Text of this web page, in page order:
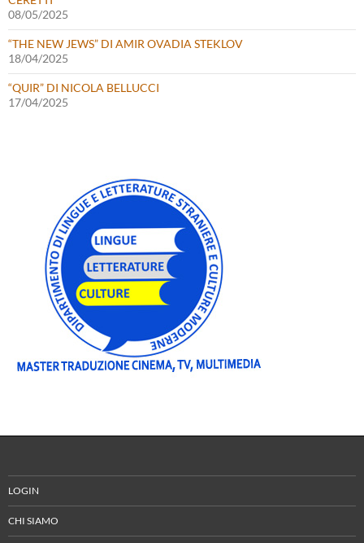
08/05/2025
“THE NEW JEWS” DI AMIR OVADIA STEKLOV
18/04/2025
“QUIR” DI NICOLA BELLUCCI
17/04/2025
LOGIN
CHI SIAMO